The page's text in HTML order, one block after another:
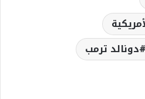
#دونالد ترمب